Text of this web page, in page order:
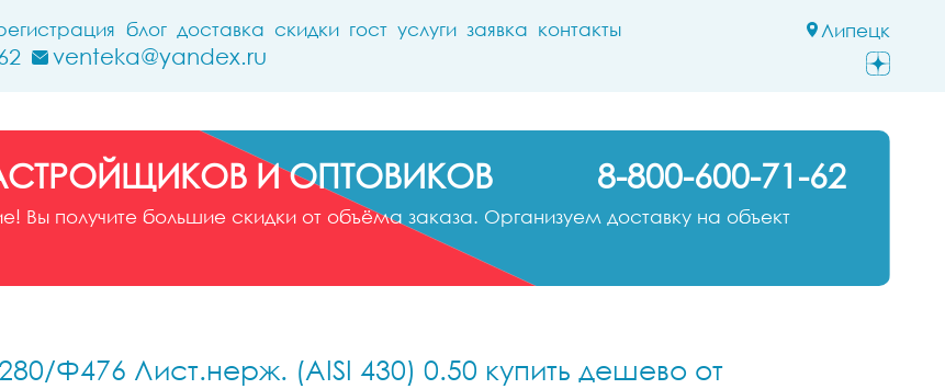
Липецк
блог доставка скидки гост услуги заявка контакты
venteka@yandex.ru
И ОПТОВИКОВ 8-800-600-71-62
получите большие скидки от объёма заказа. Организуем доставку на объект
Ф476 Лист.нерж. (AISI 430) 0.50 купить дешево от